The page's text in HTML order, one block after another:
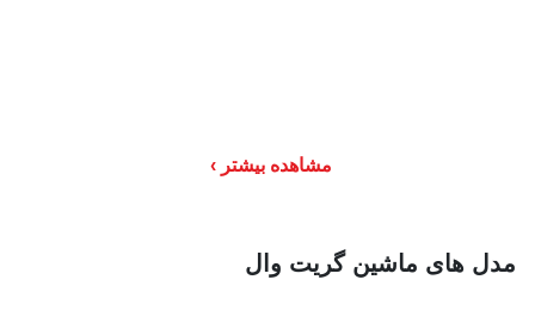
مشاهده بیشتر
مدل های ماشین گریت وال